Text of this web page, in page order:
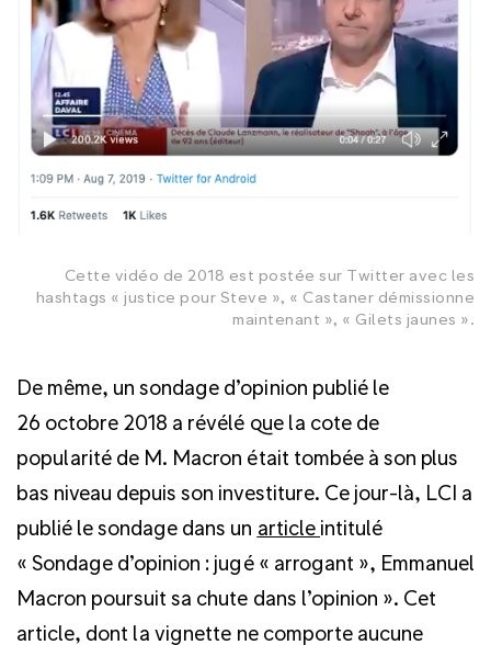
Cette vidéo de 2018 est postée sur Twitter avec les
hashtags « justice pour Steve », « Castaner démissionne
maintenant », « Gilets jaunes ».
De même, un sondage d’opinion publié le
26 octobre 2018 a révélé que la cote de
popularité de M. Macron était tombée à son plus
bas niveau depuis son investiture. Ce jour-là, LCI a
publié le sondage dans un article intitulé
« Sondage d’opinion : jugé « arrogant », Emmanuel
Macron poursuit sa chute dans l’opinion ». Cet
article, dont la vignette ne comporte aucune